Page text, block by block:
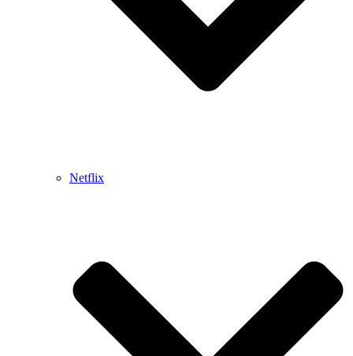
Netflix